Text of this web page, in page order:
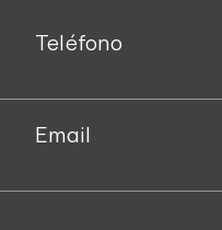
Teléfono
Email